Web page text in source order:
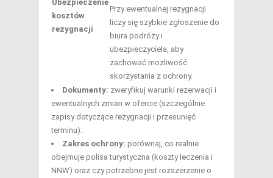
Ubezpieczenie
kosztów
rezygnacji
Przy ewentualnej rezygnacji
liczy się szybkie zgłoszenie do
biura podróży i
ubezpieczyciela, aby
zachować możliwość
skorzystania z ochrony.
Dokumenty: zweryfikuj warunki rezerwacji i
ewentualnych zmian w ofercie (szczególnie
zapisy dotyczące rezygnacji i przesunięć
terminu).
Zakres ochrony: porównaj, co realnie
obejmuje polisa turystyczna (koszty leczenia i
NNW) oraz czy potrzebne jest rozszerzenie o